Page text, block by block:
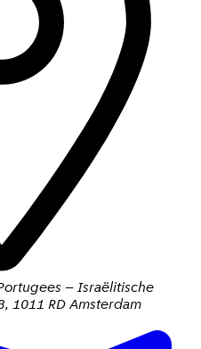
– Israëlitische
, 1011 RD Amsterdam